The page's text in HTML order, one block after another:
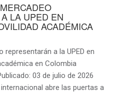
LA UPED EN
ACADÉMICA
representarán a la UPED en
en Colombia
03 de julio de 2026
abre las puertas a